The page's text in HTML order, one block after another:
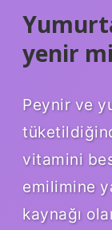
yenir
Peynir ve
vitamini
emilimine
kaynağı